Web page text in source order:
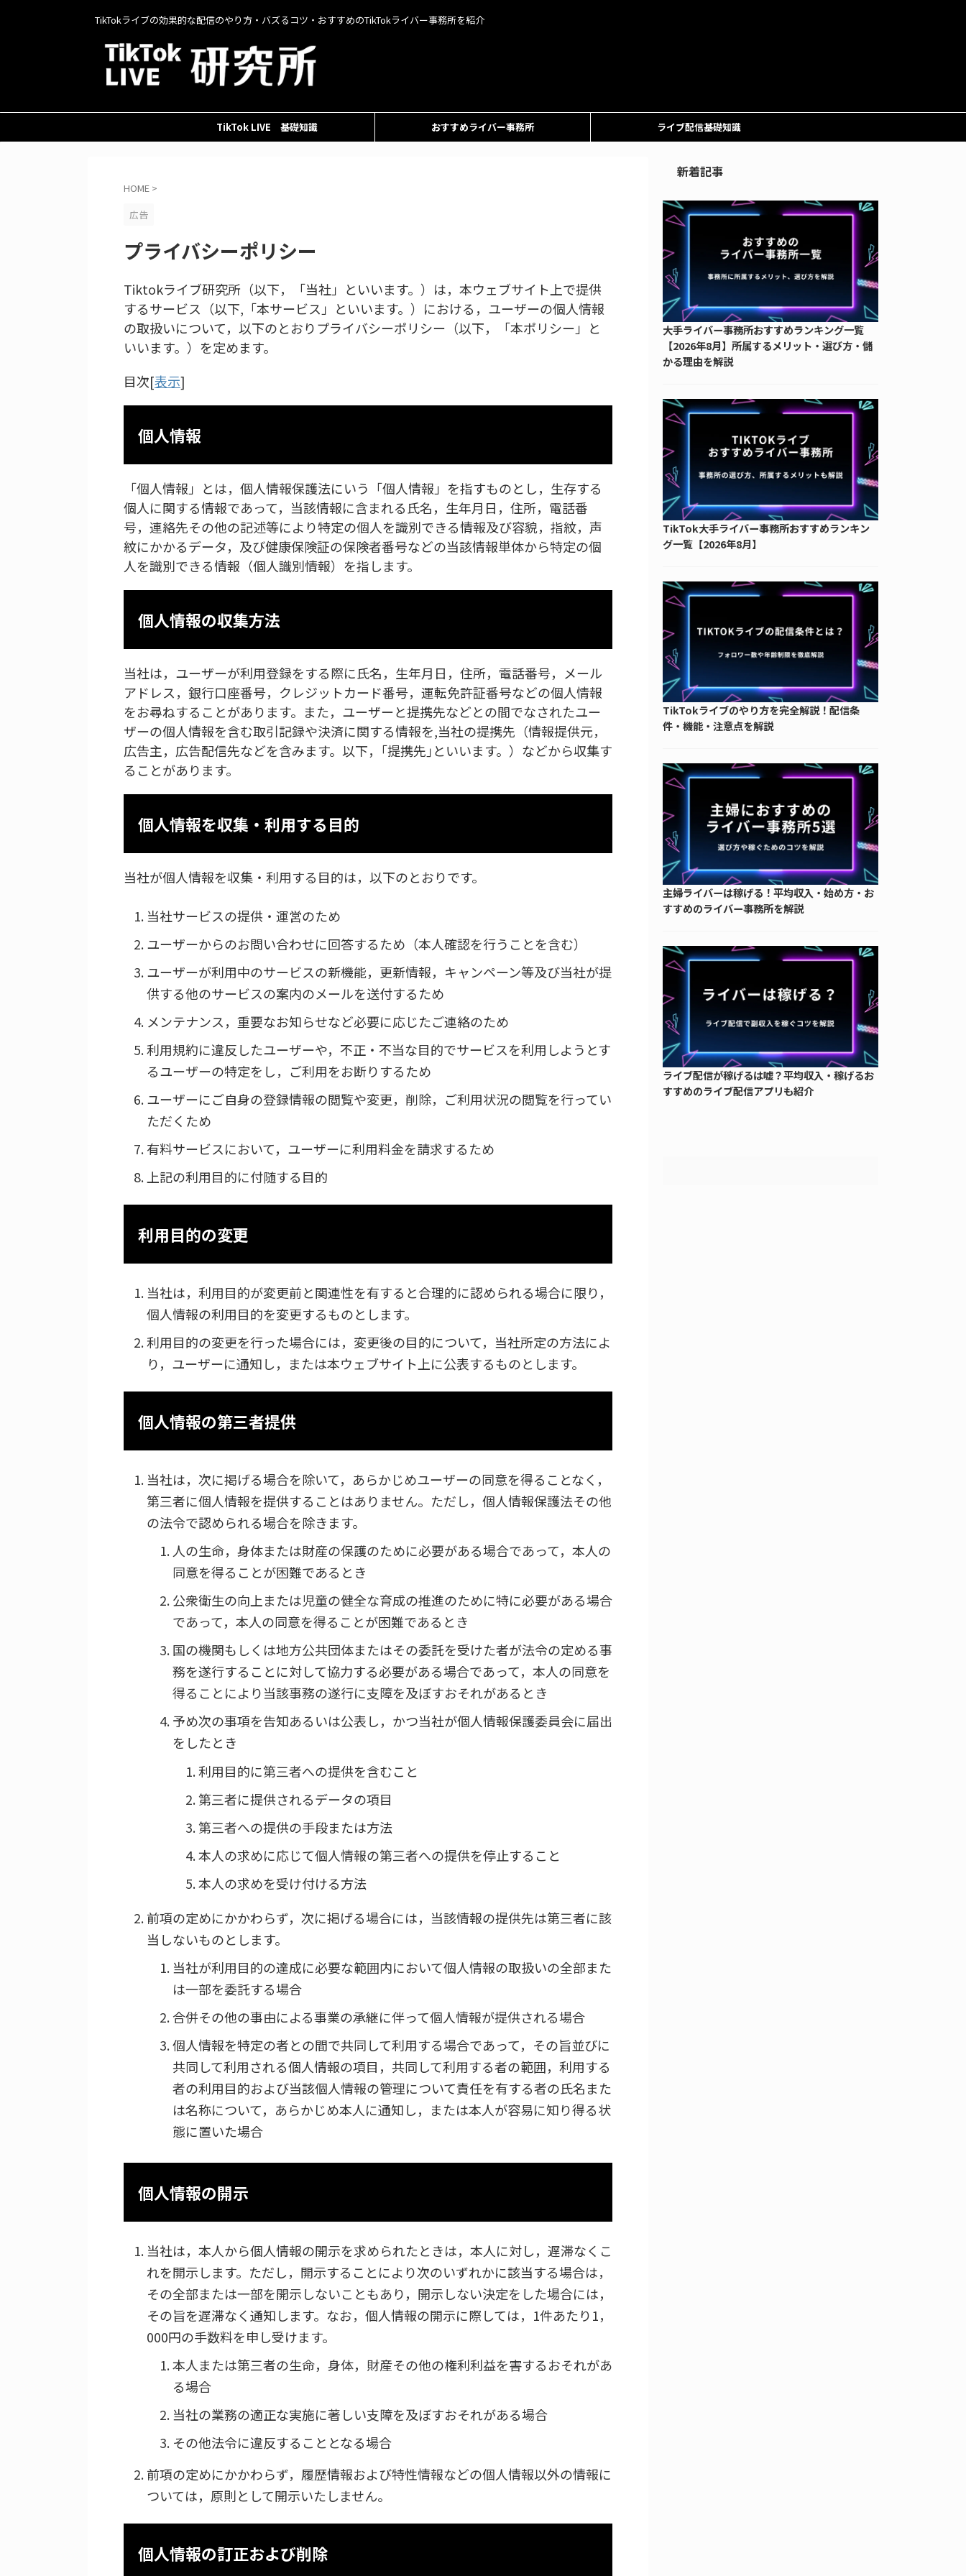
TikTokライブの効果的な配信のやり方・バズるコツ・おすすめのTikTokライバー事務所を紹介
TikTok LIVE 基礎知識 おすすめライバー事務所 ライブ配信基礎知識
HOME >
広告
プライバシーポリシー
Tiktokライブ研究所（以下，「当社」といいます。）は，本ウェブサイト上で提供
するサービス（以下,「本サービス」といいます。）における，ユーザーの個人情報
の取扱いについて，以下のとおりプライバシーポリシー（以下，「本ポリシー」と
いいます。）を定めます。
目次[表示]
個人情報
「個人情報」とは，個人情報保護法にいう「個人情報」を指すものとし，生存する
個人に関する情報であって，当該情報に含まれる氏名，生年月日，住所，電話番
号，連絡先その他の記述等により特定の個人を識別できる情報及び容貌，指紋，声
紋にかかるデータ，及び健康保険証の保険者番号などの当該情報単体から特定の個
人を識別できる情報（個人識別情報）を指します。
個人情報の収集方法
当社は，ユーザーが利用登録をする際に氏名，生年月日，住所，電話番号，メール
アドレス，銀行口座番号，クレジットカード番号，運転免許証番号などの個人情報
をお尋ねすることがあります。また，ユーザーと提携先などとの間でなされたユー
ザーの個人情報を含む取引記録や決済に関する情報を,当社の提携先（情報提供元，
広告主，広告配信先などを含みます。以下，｢提携先｣といいます。）などから収集す
ることがあります。
個人情報を収集・利用する目的
当社が個人情報を収集・利用する目的は，以下のとおりです。
当社サービスの提供・運営のため
ユーザーからのお問い合わせに回答するため（本人確認を行うことを含む）
ユーザーが利用中のサービスの新機能，更新情報，キャンペーン等及び当社が提
供する他のサービスの案内のメールを送付するため
メンテナンス，重要なお知らせなど必要に応じたご連絡のため
利用規約に違反したユーザーや，不正・不当な目的でサービスを利用しようとす
るユーザーの特定をし，ご利用をお断りするため
ユーザーにご自身の登録情報の閲覧や変更，削除，ご利用状況の閲覧を行ってい
ただくため
有料サービスにおいて，ユーザーに利用料金を請求するため
上記の利用目的に付随する目的
利用目的の変更
当社は，利用目的が変更前と関連性を有すると合理的に認められる場合に限り，
個人情報の利用目的を変更するものとします。
利用目的の変更を行った場合には，変更後の目的について，当社所定の方法によ
り，ユーザーに通知し，または本ウェブサイト上に公表するものとします。
個人情報の第三者提供
当社は，次に掲げる場合を除いて，あらかじめユーザーの同意を得ることなく，
第三者に個人情報を提供することはありません。ただし，個人情報保護法その他
の法令で認められる場合を除きます。
人の生命，身体または財産の保護のために必要がある場合であって，本人の
同意を得ることが困難であるとき
公衆衛生の向上または児童の健全な育成の推進のために特に必要がある場合
であって，本人の同意を得ることが困難であるとき
国の機関もしくは地方公共団体またはその委託を受けた者が法令の定める事
務を遂行することに対して協力する必要がある場合であって，本人の同意を
得ることにより当該事務の遂行に支障を及ぼすおそれがあるとき
予め次の事項を告知あるいは公表し，かつ当社が個人情報保護委員会に届出
をしたとき
利用目的に第三者への提供を含むこと
第三者に提供されるデータの項目
第三者への提供の手段または方法
本人の求めに応じて個人情報の第三者への提供を停止すること
本人の求めを受け付ける方法
前項の定めにかかわらず，次に掲げる場合には，当該情報の提供先は第三者に該
当しないものとします。
当社が利用目的の達成に必要な範囲内において個人情報の取扱いの全部また
は一部を委託する場合
合併その他の事由による事業の承継に伴って個人情報が提供される場合
個人情報を特定の者との間で共同して利用する場合であって，その旨並びに
共同して利用される個人情報の項目，共同して利用する者の範囲，利用する
者の利用目的および当該個人情報の管理について責任を有する者の氏名また
は名称について，あらかじめ本人に通知し，または本人が容易に知り得る状
態に置いた場合
個人情報の開示
当社は，本人から個人情報の開示を求められたときは，本人に対し，遅滞なくこ
れを開示します。ただし，開示することにより次のいずれかに該当する場合は，
その全部または一部を開示しないこともあり，開示しない決定をした場合には，
その旨を遅滞なく通知します。なお，個人情報の開示に際しては，1件あたり1，
000円の手数料を申し受けます。
本人または第三者の生命，身体，財産その他の権利利益を害するおそれがあ
る場合
当社の業務の適正な実施に著しい支障を及ぼすおそれがある場合
その他法令に違反することとなる場合
前項の定めにかかわらず，履歴情報および特性情報などの個人情報以外の情報に
ついては，原則として開示いたしません。
個人情報の訂正および削除
新着記事
大手ライバー事務所おすすめランキング一覧
【2026年8月】所属するメリット・選び方・儲
かる理由を解説
TikTok大手ライバー事務所おすすめランキン
グ一覧【2026年8月】
TikTokライブのやり方を完全解説！配信条
件・機能・注意点を解説
主婦ライバーは稼げる！平均収入・始め方・お
すすめのライバー事務所を解説
ライブ配信が稼げるは嘘？平均収入・稼げるお
すすめのライブ配信アプリも紹介